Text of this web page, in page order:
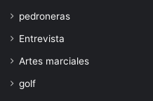
pedroneras
Entrevista
Artes marciales
golf